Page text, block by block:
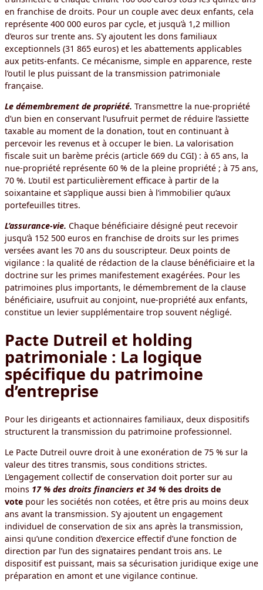
en franchise de droits. Pour un couple avec deux enfants, cela
représente 400 000 euros par cycle, et jusqu’à 1,2 million
d’euros sur trente ans. S’y ajoutent les dons familiaux
exceptionnels (31 865 euros) et les abattements applicables
aux petits-enfants. Ce mécanisme, simple en apparence, reste
l’outil le plus puissant de la transmission patrimoniale
française.
Le démembrement de propriété. Transmettre la nue-propriété
d’un bien en conservant l’usufruit permet de réduire l’assiette
taxable au moment de la donation, tout en continuant à
percevoir les revenus et à occuper le bien. La valorisation
fiscale suit un barème précis (article 669 du CGI) : à 65 ans, la
nue-propriété représente 60 % de la pleine propriété ; à 75 ans,
70 %. L’outil est particulièrement efficace à partir de la
soixantaine et s’applique aussi bien à l’immobilier qu’aux
portefeuilles titres.
L’assurance-vie. Chaque bénéficiaire désigné peut recevoir
jusqu’à 152 500 euros en franchise de droits sur les primes
versées avant les 70 ans du souscripteur. Deux points de
vigilance : la qualité de rédaction de la clause bénéficiaire et la
doctrine sur les primes manifestement exagérées. Pour les
patrimoines plus importants, le démembrement de la clause
bénéficiaire, usufruit au conjoint, nue-propriété aux enfants,
constitue un levier supplémentaire trop souvent négligé.
Pacte Dutreil et holding
patrimoniale : La logique
spécifique du patrimoine
d’entreprise
Pour les dirigeants et actionnaires familiaux, deux dispositifs
structurent la transmission du patrimoine professionnel.
Le Pacte Dutreil ouvre droit à une exonération de 75 % sur la
valeur des titres transmis, sous conditions strictes.
L’engagement collectif de conservation doit porter sur au
moins 17 % des droits financiers et 34 % des droits de
vote pour les sociétés non cotées, et être pris au moins deux
ans avant la transmission. S’y ajoutent un engagement
individuel de conservation de six ans après la transmission,
ainsi qu’une condition d’exercice effectif d’une fonction de
direction par l’un des signataires pendant trois ans. Le
dispositif est puissant, mais sa sécurisation juridique exige une
préparation en amont et une vigilance continue.